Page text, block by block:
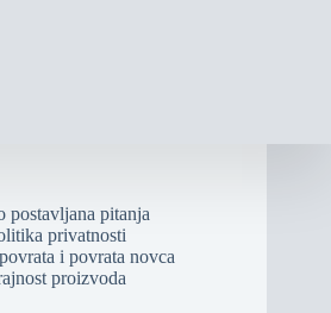
postavljana pitanja
privatnosti
i povrata novca
proizvoda